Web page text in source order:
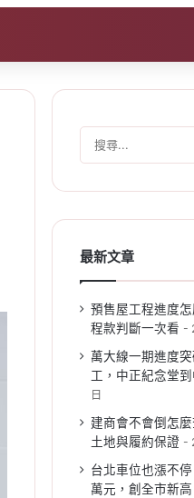
最新文章
預售屋工程進度
程款判斷一次看
萬大線一期進度
工，中正紀念堂
日
建商會不會倒怎
土地與履約保證
台北車位也漲不
萬元，創全市新高